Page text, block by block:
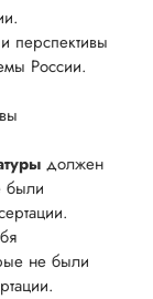
перспективы
России.
должен
были
не были